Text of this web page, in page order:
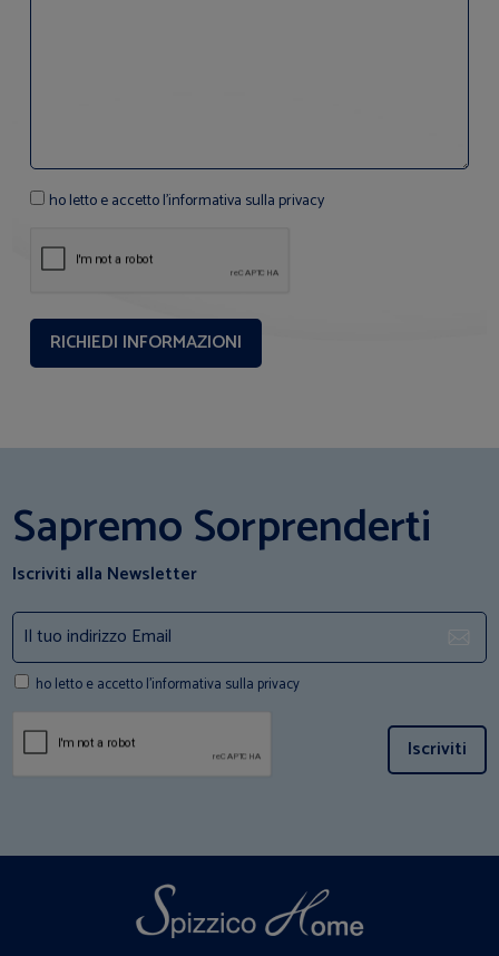
ho letto e accetto l'informativa sulla privacy
Sapremo Sorprenderti
Iscriviti alla Newsletter
ho letto e accetto l'informativa sulla privacy
Iscriviti